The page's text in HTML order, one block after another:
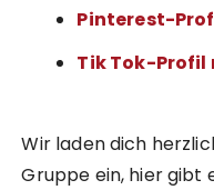
Pinterest-
Tik Tok-Profil
Wir laden dich
Gruppe ein, hier gibt